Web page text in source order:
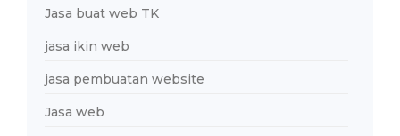
Jasa buat web TK
jasa ikin web
jasa pembuatan website
Jasa web